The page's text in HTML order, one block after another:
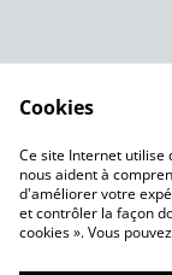
Cookies
Ce site Internet utilise
nous aident à
d'améliorer votre
et contrôler la façon
cookies ». Vous